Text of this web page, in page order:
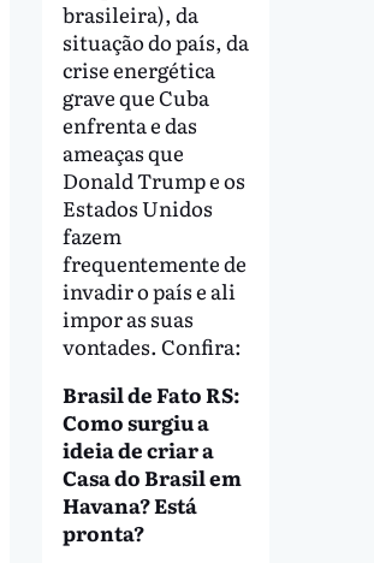
brasileira), da
situação do país, da
crise energética
grave que Cuba
enfrenta e das
ameaças que
Donald Trump e os
Estados Unidos
fazem
frequentemente de
invadir o país e ali
impor as suas
vontades. Confira:
Brasil de Fato RS:
Como surgiu a
ideia de criar a
Casa do Brasil em
Havana? Está
pronta?